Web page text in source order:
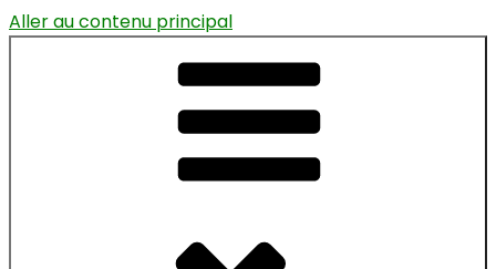
Aller au contenu principal